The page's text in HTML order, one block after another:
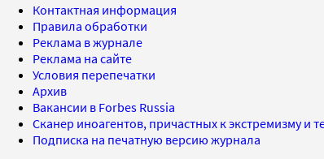
Контактная информация
Правила обработки
Реклама в журнале
Реклама на сайте
Условия перепечатки
Архив
Вакансии в Forbes Russia
Сканер иноагентов, причастных к экстремизму
Подписка на печатную версию журнала